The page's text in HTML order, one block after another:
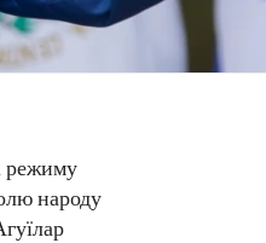
режиму
народу